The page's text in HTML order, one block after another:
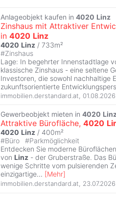
Anlageobjekt kaufen in 4020 Linz
Zinshaus mit Attraktiver
in 4020 Linz
4020 Linz / 733m²
#Zinshaus
Lage: In begehrter Innenstadtlage
klassische Zinshaus - eine seltene
Investoren, die sowohl nachhaltige
zukunftsorientierte
immobilien.derstandard.at, 01.08.2026
Gewerbeobjekt mieten in 4020 Linz
Attraktive Bürofläche, 4020
4020 Linz / 400m²
#Büro #Parkmöglichkeit
Entdecken Sie moderne
von Linz - der Gruberstraße. Das
wenige Schritte vom pulsierenden
einzigartige... [Mehr]
immobilien.derstandard.at 23.07.2026